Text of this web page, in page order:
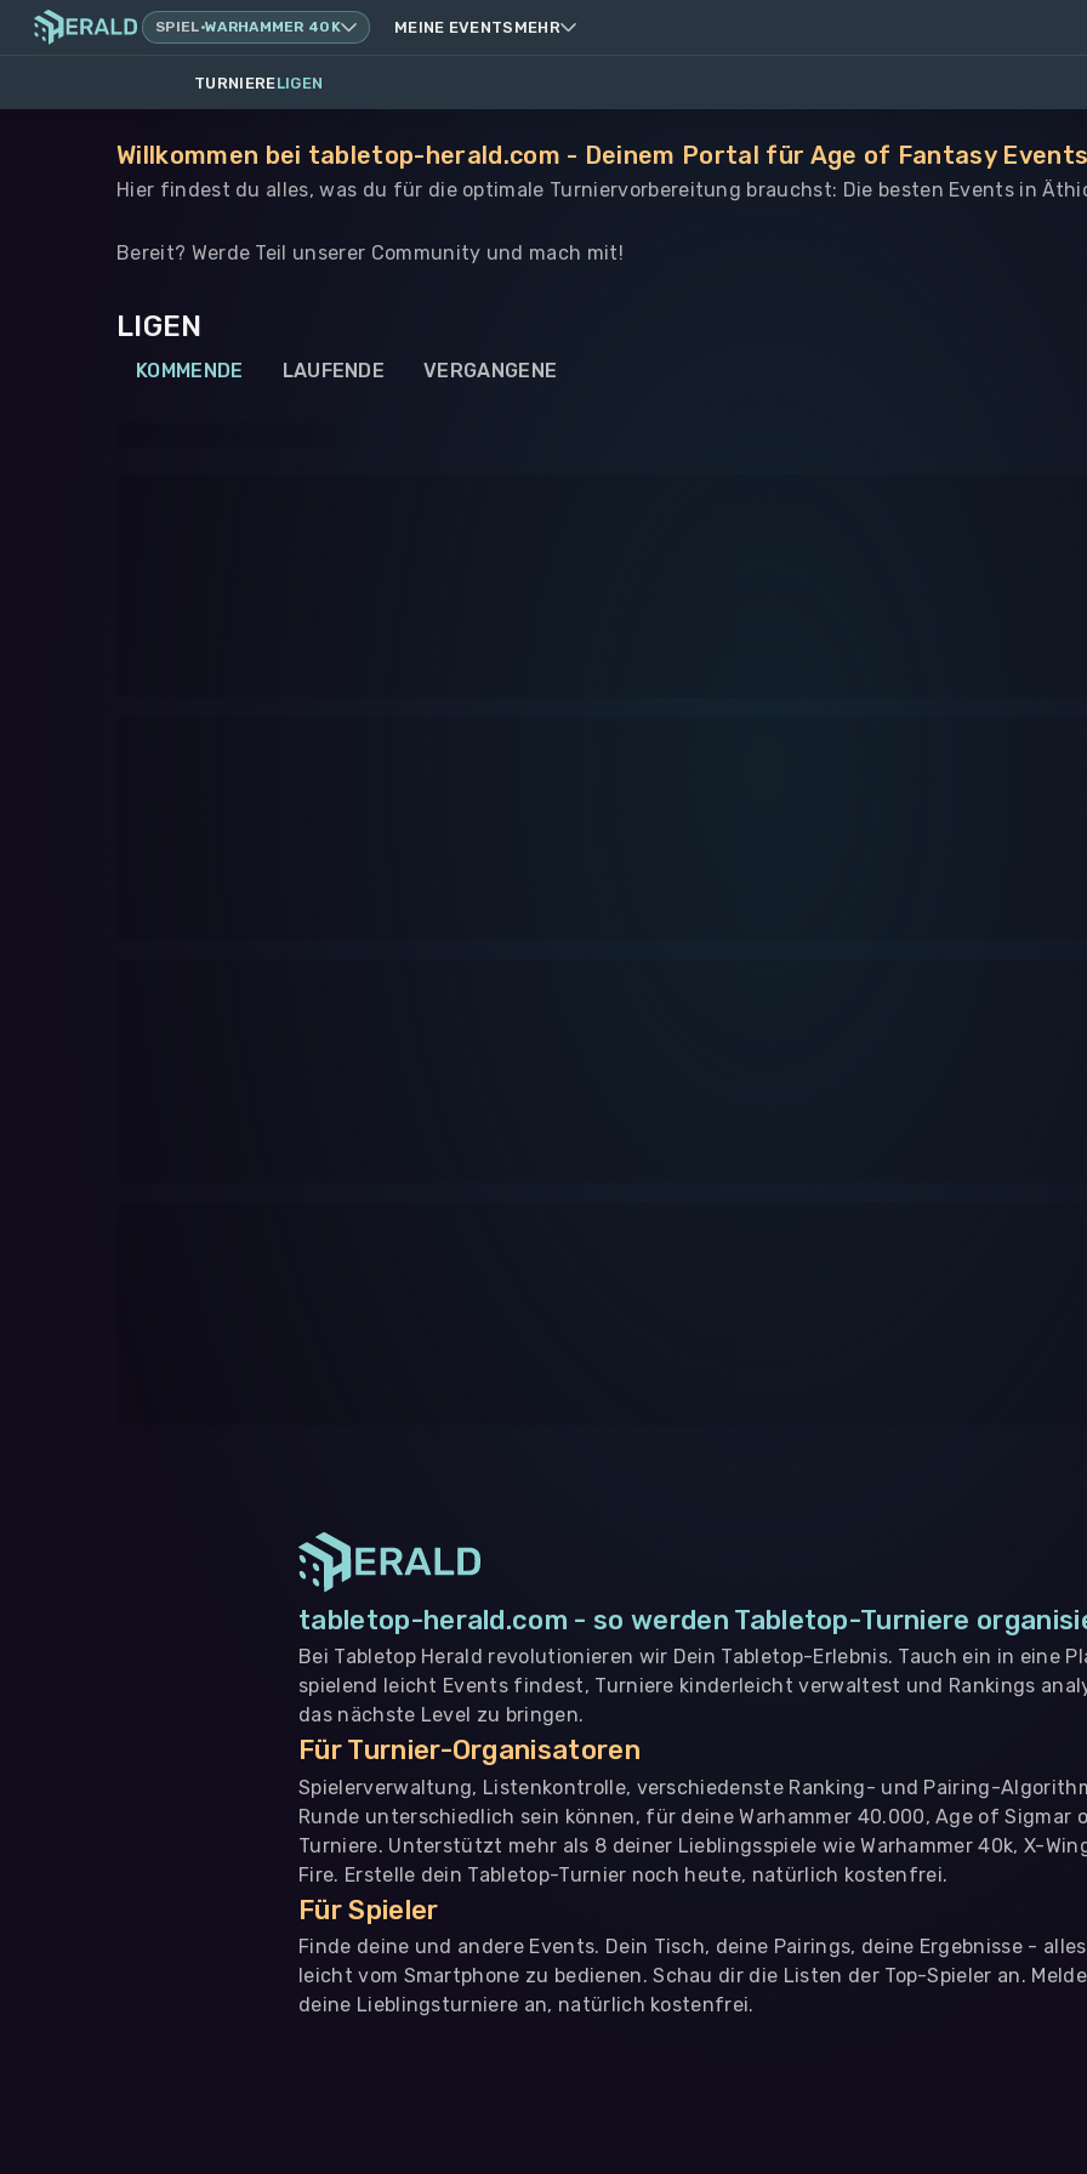
SPIEL·WARHAMMER 40K MEINE EVENTS MEHR
TURNIERELIGEN
Willkommen bei tabletop-herald.com - Deinem Portal für Age of Fantasy
Hier findest du alles, was du für die optimale Turniervorbereitung brauchst: Die besten Events in
Bereit? Werde Teil unserer Community und mach mit!
LIGEN
KOMMENDE LAUFENDE VERGANGENE
tabletop-herald.com - so werden Tabletop-Turniere
Bei Tabletop Herald revolutionieren wir Dein Tabletop-Erlebnis. Tauch ein in eine
spielend leicht Events findest, Turniere kinderleicht verwaltest und Rankings
das nächste Level zu bringen.
Für Turnier-Organisatoren
Spielerverwaltung, Listenkontrolle, verschiedenste Ranking- und Pairing-
Runde unterschiedlich sein können, für deine Warhammer 40.000, Age of Sigmar
Turniere. Unterstützt mehr als 8 deiner Lieblingsspiele wie Warhammer 40k, X-
Fire. Erstelle dein Tabletop-Turnier noch heute, natürlich kostenfrei.
Für Spieler
Finde deine und andere Events. Dein Tisch, deine Pairings, deine Ergebnisse -
leicht vom Smartphone zu bedienen. Schau dir die Listen der Top-Spieler an.
deine Lieblingsturniere an, natürlich kostenfrei.